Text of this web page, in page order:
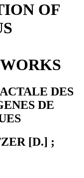
OF
DES
DE
[D.] ;